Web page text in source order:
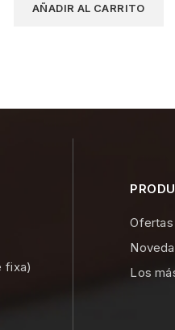
AÑADIR AL CARRITO
fixa)
Ofertas
Los